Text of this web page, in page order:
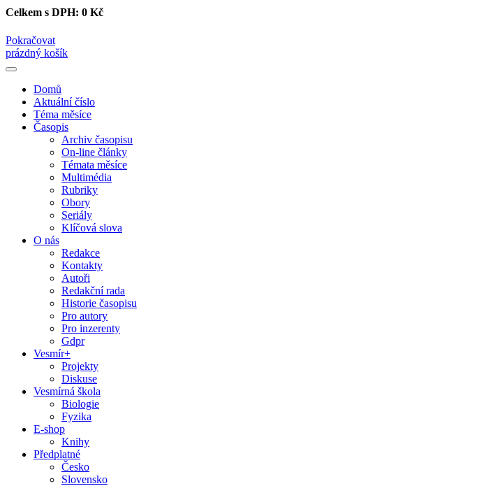
Celkem s DPH: 0 Kč
Pokračovat
prázdný košík
Domů
Aktuální číslo
Téma měsíce
Časopis
Archiv časopisu
On-line články
Témata měsíce
Multimédia
Rubriky
Obory
Seriály
Klíčová slova
O nás
Redakce
Kontakty
Autoři
Redakční rada
Historie časopisu
Pro autory
Pro inzerenty
Gdpr
Vesmír+
Projekty
Diskuse
Vesmírná škola
Biologie
Fyzika
E-shop
Knihy
Předplatné
Česko
Slovensko